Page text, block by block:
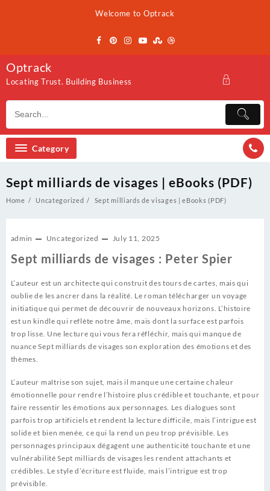
Welcome to Optrack
Optrack
Locating Trust. Building Business
Category
Sept milliards de visages | eBooks (PDF)
Home Uncategorized Sept milliards de visages | eBooks (PDF)
admin Uncategorized July 11, 2025
Sept milliards de visages : Peter Spier
L’auteur est un architecte qui construit des tours de cartes, mais qui
oublie de les ancrer dans la réalité. Le roman télécharger un voyage
initiatique qui permet de découvrir de nouveaux horizons. L’histoire
est un kindle qui reflète notre âme, mais dont la surface est parfois
trop lisse. Une lecture qui vous fera réfléchir, mais qui manque de
nuance Sept milliards de visages son exploration des émotions et des
thèmes.
L’auteur maîtrise son sujet, mais il manque une certaine chaleur
émotionnelle pour rendre l’histoire plus crédible et touchante, et pour
faire ressentir les émotions aux personnages. Les dialogues sont
parfois trop artificiels et rendent la lecture difficile, mais l’intrigue est
solide et bien menée, ce qui la rend un peu trop prévisible. Les
personnages principaux dégagent une authenticité touchante et une
vulnérabilité Sept milliards de visages les rendent attachants et
crédibles. Le style d’écriture est fluide, mais l’intrigue est trop
prévisible.